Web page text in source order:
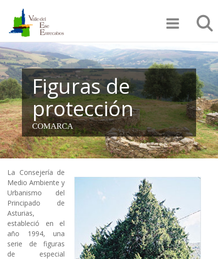
contenido
principal
Figuras de
protección
COMARCA
La Consejería de
Medio Ambiente y
Urbanismo del
Principado de
Asturias,
estableció en el
año 1994, una
serie de figuras
de especial